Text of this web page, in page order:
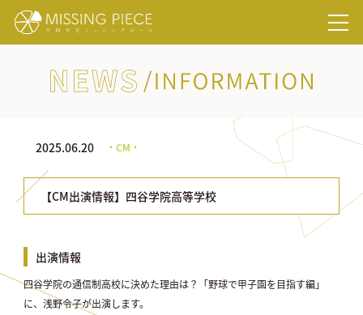
NEWS/INFORMATION
2025.06.20 ・CM・
【CM出演情報】四谷学院高等学校
出演情報
四谷学院の通信制高校に決めた理由は？「野球で甲子園を目指す編」
に、浅野令子が出演します。